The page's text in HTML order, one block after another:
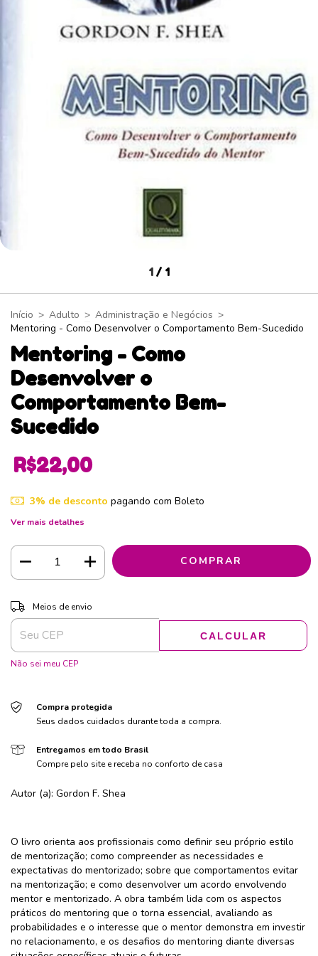
1 / 1
Início > Adulto > Administração e Negócios >
Mentoring - Como Desenvolver o Comportamento Bem-Sucedido
Mentoring - Como
Desenvolver o
Comportamento Bem-
Sucedido
R$22,00
3% de desconto pagando com Boleto
Ver mais detalhes
Entregas para o CEP:
Meios de envio
CALCULAR
Não sei meu CEP
Compra protegida
Seus dados cuidados durante toda a compra.
Entregamos em todo Brasil
Compre pelo site e receba no conforto de casa
Autor (a): Gordon F. Shea
O livro orienta aos profissionais como definir seu próprio estilo
de mentorização; como compreender as necessidades e
expectativas do mentorizado; sobre que comportamentos evitar
na mentorização; e como desenvolver um acordo envolvendo
mentor e mentorizado. A obra também lida com os aspectos
práticos do mentoring que o torna essencial, avaliando as
probabilidades e o interesse que o mentor demonstra em investir
no relacionamento, e os desafios do mentoring diante diversas